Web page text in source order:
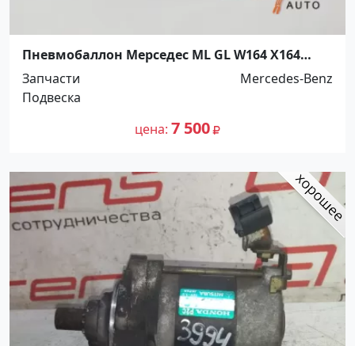
Пневмобаллон Мерседес ML GL W164 X164
задний Краснодар
Запчасти
Mercedes-Benz
Подвеска
цена 7 500